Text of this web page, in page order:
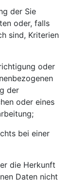
der Sie
oder, falls
sind, Kriterien
oder
der
oder eines
bei einer
die Herkunft
Daten nicht